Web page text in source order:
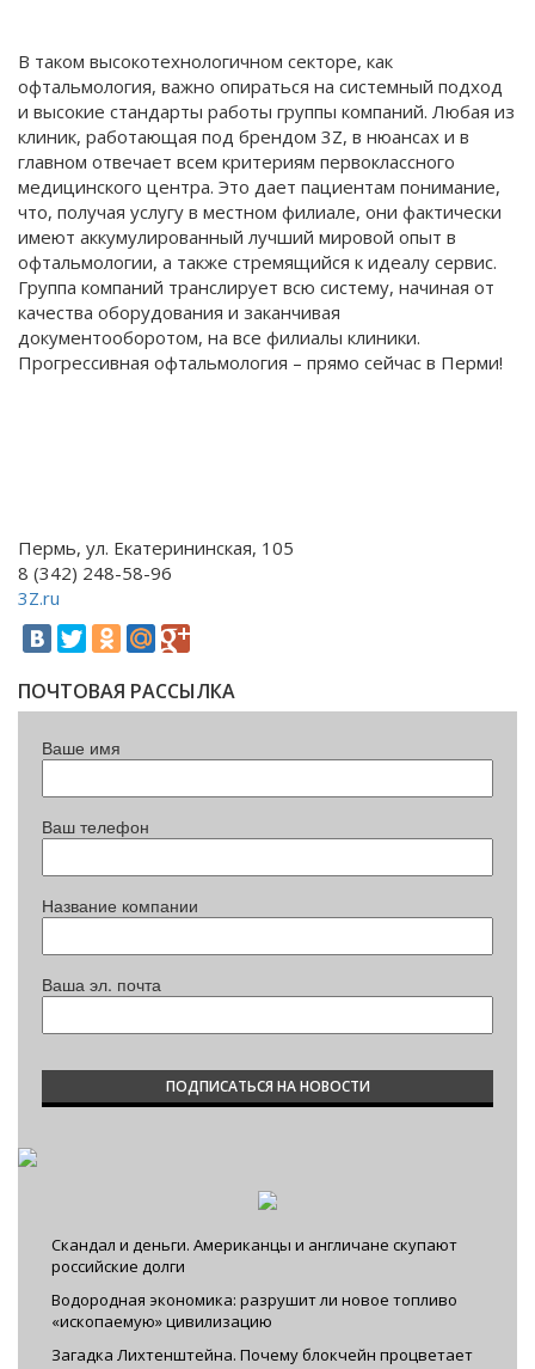
В таком высокотехнологичном секторе, как
офтальмология, важно опираться на системный подход
и высокие стандарты работы группы компаний. Любая из
клиник, работающая под брендом 3Z, в нюансах и в
главном отвечает всем критериям первоклассного
медицинского центра. Это дает пациентам понимание,
что, получая услугу в местном филиале, они фактически
имеют аккумулированный лучший мировой опыт в
офтальмологии, а также стремящийся к идеалу сервис.
Группа компаний транслирует всю систему, начиная от
качества оборудования и заканчивая
документооборотом, на все филиалы клиники.
Прогрессивная офтальмология – прямо сейчас в Перми!
Пермь, ул. Екатерининская, 105
8 (342) 248-58-96
3Z.ru
ПОЧТОВАЯ РАССЫЛКА
Ваше имя
Ваш телефон
Название компании
Ваша эл. почта
Скандал и деньги. Американцы и англичане скупают
российские долги
Водородная экономика: разрушит ли новое топливо
«ископаемую» цивилизацию
Загадка Лихтенштейна. Почему блокчейн процветает